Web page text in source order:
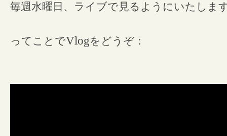
毎週水曜日、ライブで見るようにいたしま
ってことでVlogをどうぞ：